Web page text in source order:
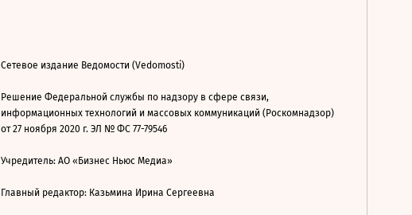
Сетевое издание Ведомости (Vedomosti)
Решение Федеральной службы по надзору в сфере связи,
информационных технологий и массовых коммуникаций (Роскомнадзор)
от 27 ноября 2020 г. ЭЛ № ФС 77-79546
Учредитель: АО «Бизнес Ньюс Медиа»
Главный редактор: Казьмина Ирина Сергеевна